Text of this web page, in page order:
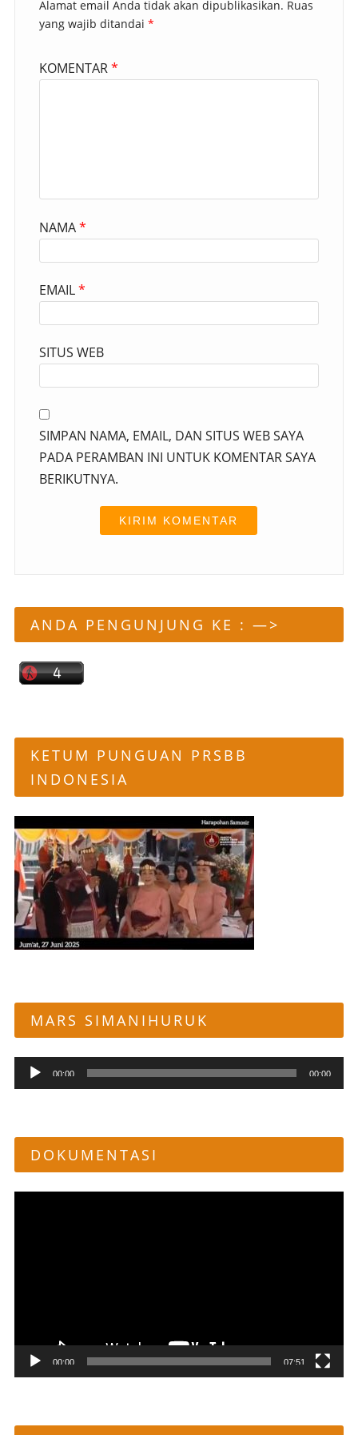
Alamat email Anda tidak akan dipublikasikan. Ruas
yang wajib ditandai *
KOMENTAR*
NAMA*
EMAIL*
SITUS WEB
SIMPAN NAMA, EMAIL, DAN SITUS WEB SAYA
PADA PERAMBAN INI UNTUK KOMENTAR SAYA
BERIKUTNYA.
ANDA PENGUNJUNG KE : —>
KETUM PUNGUAN PRSBB
INDONESIA
MARS SIMANIHURUK
Pemutar
Audio
00:00 00:00
DOKUMENTASI
00:00 07:51